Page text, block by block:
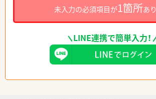
未入力の必須項目が1箇所あ
LINE連携で簡単入力！